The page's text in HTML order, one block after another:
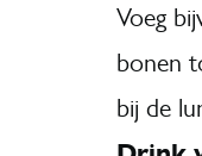
Voeg
bonen
bij de